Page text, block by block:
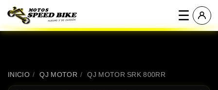
☰
INICIO / QJ MOTOR / QJ MOTOR SRK 800RR